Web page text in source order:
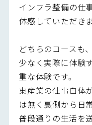
インフラ整備の仕
体感していただき
どちらのコースも
少なく実際に体験
重な体験です。
東産業の仕事自体
は無く裏側から日
普段通りの生活を